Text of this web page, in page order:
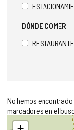
DÓNDE COMER
No hemos
marcadores en el
Saltar